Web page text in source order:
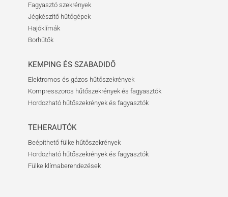
Fagyasztó szekrények
Jégkészítő hűtőgépek
Hajóklímák
Borhűtők
KEMPING ÉS SZABADIDŐ
Elektromos és gázos hűtőszekrények
Kompresszoros hűtőszekrények és fagyasztók
Hordozható hűtőszekrények és fagyasztók
TEHERAUTÓK
Beépíthető fülke hűtőszekrények
Hordozható hűtőszekrények és fagyasztók
Fülke klímaberendezések